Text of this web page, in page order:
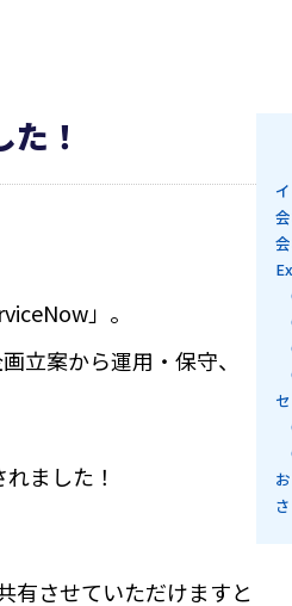
！
」。
立案から運用・保守、
ました！
有させていただけますと